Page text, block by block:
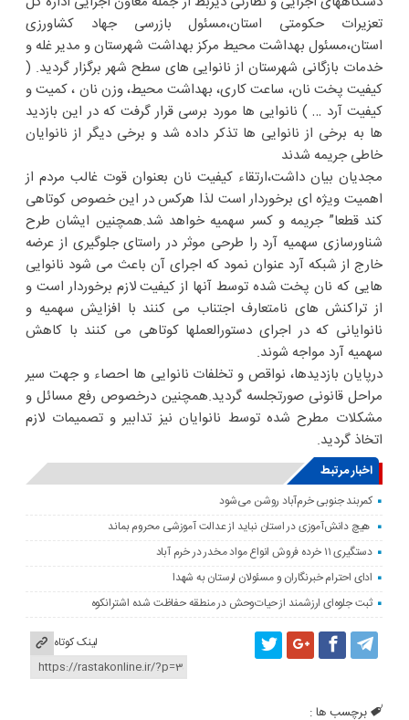
تعزیرات حکومتی استان،مسئول بازرسی جهاد کشاورزی
استان،مسئول بهداشت محیط مرکز بهداشت شهرستان و مدیر غله و
خدمات بازگانی شهرستان از نانوایی ها‌ی سطح شهر برگزار گردید. (
کیفیت پخت نان، ساعت کاری، بهداشت محیط، وزن نان ، کمیت و
کیفیت آرد … ) نانوایی ها مورد برسی قرار گرفت که در این بازدید
ها به برخی از نانوایی ها تذکر داده شد و برخی دیگر از نانوایان
خاطی جریمه شدند
مجدیان بیان داشت،ارتقاء کیفیت نان بعنوان قوت غالب مردم از
اهمیت ویژه ای برخوردار است لذا هرکس در این خصوص کوتاهی
کند قطعا” جریمه و کسر سهمیه خواهد شد.همچنین ایشان طرح
شناورسازی سهمیه آرد را طرحی موثر در راستای جلوگیری از عرضه
خارج از شبکه آرد عنوان نمود که اجرای آن باعث می شود نانوایی
هایی که نان پخت شده توسط آنها از کیفیت لازم برخوردار است و
از تراکنش های نامتعارف اجتناب می کنند با افزایش سهمیه و
نانوایانی که در اجرای دستورالعملها کوتاهی می کنند با کاهش
سهمیه آرد مواجه شوند.
درپایان بازدیدها، نواقص و تخلفات نانوایی ها احصاء و جهت سیر
مراحل قانونی صورتجلسه گردید.همچنین درخصوص رفع مسائل و
مشکلات مطرح شده توسط نانوایان نیز تدابیر و تصمیمات لازم
اتخاذ گردید.
اخبار مرتبط
کمربند جنوبی خرم‌‌آباد روشن می‌شود
هیچ دانش‌آموزی در استان نباید از عدالت آموزشی محروم بماند
دستگیری ۱۱ خرده فروش انواع مواد مخدر در خرم آباد
ادای احترام خبرنگاران و مسئولان لرستان به شهدا
ثبت جلوه‌ای ارزشمند از حیات‌وحش در منطقه حفاظت شده اشترانکوه
لینک کوتاه
برچسب ها :